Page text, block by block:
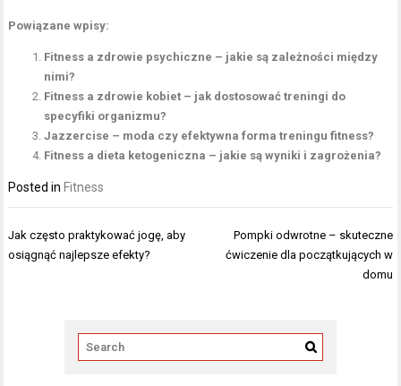
Powiązane wpisy:
Fitness a zdrowie psychiczne – jakie są zależności między
nimi?
Fitness a zdrowie kobiet – jak dostosować treningi do
specyfiki organizmu?
Jazzercise – moda czy efektywna forma treningu fitness?
Fitness a dieta ketogeniczna – jakie są wyniki i zagrożenia?
Posted in Fitness
Nawigacja
wpisu
Jak często praktykować jogę, aby
osiągnąć najlepsze efekty?
Pompki odwrotne – skuteczne
ćwiczenie dla początkujących w
domu